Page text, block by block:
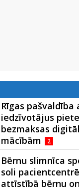
Rīgas pašvaldība
iedzīvotājus
bezmaksas
mācībām
2
Bērnu slimnīca
soli
attīstībā bērnu